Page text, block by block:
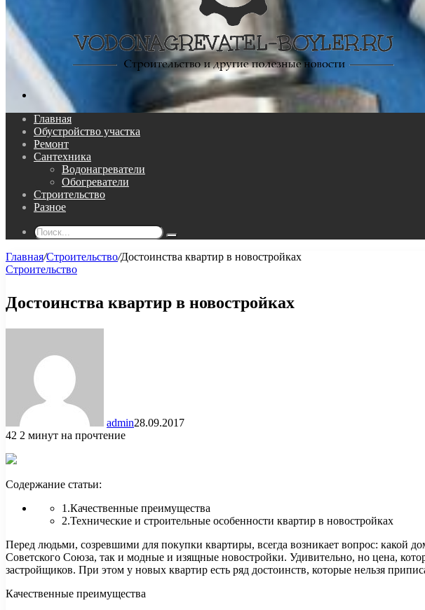
Поиск...
Главная
Обустройство участка
Ремонт
Сантехника
Водонагреватели
Обогреватели
Строительство
Разное
Поиск...
Главная/Строительство/Достоинства квартир в новостройках
Строительство
Достоинства квартир в новостройках
admin28.09.2017
42 2 минут на прочтение
Содержание статьи:
1.Качественные преимущества
2.Технические и строительные особенности квартир в новостройках
Перед людьми, созревшими для покупки квартиры, всегда возникает вопрос: какой
Советского Союза, так и модные и изящные новостройки. Удивительно, но цена,
застройщиков. При этом у новых квартир есть ряд достоинств, которые нельзя
Качественные преимущества